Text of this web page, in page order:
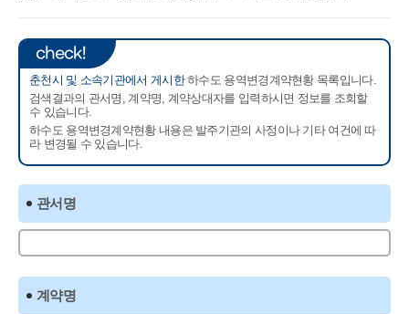
check!
춘천시 및 소속기관에서 게시한하수도 용역변경계약현황 목록입니다.
검색결과의 관서명, 계약명, 계약상대자를 입력하시면 정보를 조회할
수 있습니다.
하수도 용역변경계약현황 내용은 발주기관의 사정이나 기타 여건에 따
라 변경될 수 있습니다.
관서명
계약명